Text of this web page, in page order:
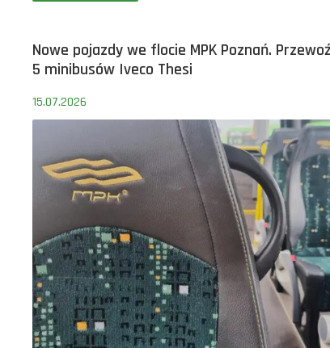
Nowe pojazdy we flocie MPK Poznań.
5 minibusów Iveco Thesi
15.07.2026